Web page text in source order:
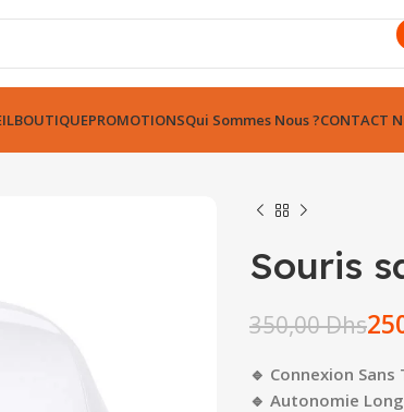
BOUTIQUEPROMOTIONSQui Sommes Nous ?CONTACT
Souris
350,00Dhs
🔹 Connexion
🔹 Autonomie